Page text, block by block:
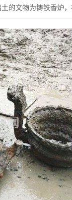
的文物为铸铁香炉